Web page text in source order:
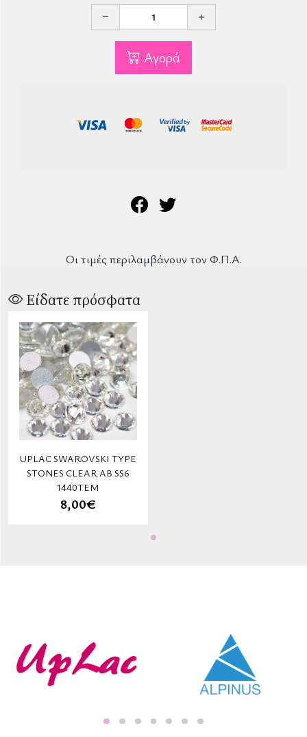
Αγορά
Οι τιμές περιλαμβάνουν τον Φ.Π.Α.
Είδατε πρόσφατα
UPLAC SWAROVSKI TYPE
STONES CLEAR AB SS6
1440ΤΕΜ
8,00€